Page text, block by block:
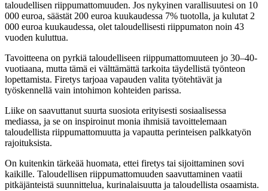
taloudellisen riippumattomuuden. Jos nykyinen varallisuutesi on 10
000 euroa, säästät 200 euroa kuukaudessa 7% tuotolla, ja kulutat 2
000 euroa kuukaudessa, olet taloudellisesti riippumaton noin 43
vuoden kuluttua.
Tavoitteena on pyrkiä taloudelliseen riippumattomuuteen jo 30–40-
vuotiaana, mutta tämä ei välttämättä tarkoita täydellistä työnteon
lopettamista. Firetys tarjoaa vapauden valita työtehtävät ja
työskennellä vain intohimon kohteiden parissa.
Liike on saavuttanut suurta suosiota erityisesti sosiaalisessa
mediassa, ja se on inspiroinut monia ihmisiä tavoittelemaan
taloudellista riippumattomuutta ja vapautta perinteisen palkkatyön
rajoituksista.
On kuitenkin tärkeää huomata, ettei firetys tai sijoittaminen sovi
kaikille. Taloudellisen riippumattomuuden saavuttaminen vaatii
pitkäjänteistä suunnittelua, kurinalaisuutta ja taloudellista osaamista.